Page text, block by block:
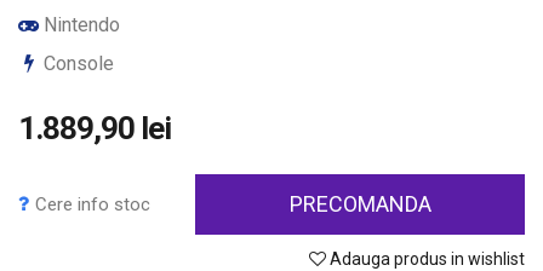
Nintendo
Console
1.889,90 lei
Cere info stoc PRECOMANDA
Adauga produs in wishlist